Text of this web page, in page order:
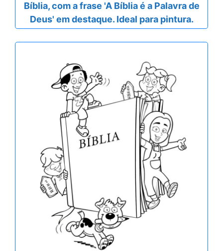
Bíblia, com a frase 'A Bíblia é a Palavra de
Deus' em destaque. Ideal para pintura.